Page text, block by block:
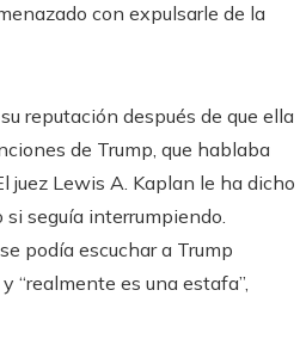
con expulsarle de la
reputación después de que ella
de Trump, que hablaba
juez Lewis A. Kaplan le ha dicho
seguía interrumpiendo.
podía escuchar a Trump
“realmente es una estafa”,